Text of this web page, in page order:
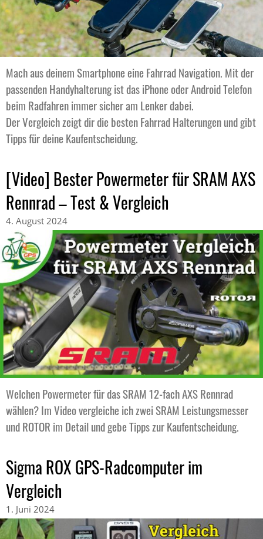
Mach aus deinem Smartphone eine Fahrrad Navigation. Mit der
passenden Handyhalterung ist das iPhone oder Android Telefon
beim Radfahren immer sicher am Lenker dabei.
Der Vergleich zeigt dir die besten Fahrrad Halterungen und gibt
Tipps für deine Kaufentscheidung.
[Video] Bester Powermeter für SRAM AXS
Rennrad – Test & Vergleich
4. August 2024
Welchen Powermeter für das SRAM 12-fach AXS Rennrad
wählen? Im Video vergleiche ich zwei SRAM Leistungsmesser
und ROTOR im Detail und gebe Tipps zur Kaufentscheidung.
Sigma ROX GPS-Radcomputer im
Vergleich
1. Juni 2024